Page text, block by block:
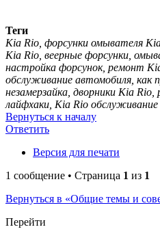
Теги
Kia Rio, форсунки омывателя
Kia Rio, веерные форсунки,
настройка форсунок, ремонт
обслуживание автомобиля, как
незамерзайка, дворники Kia
лайфхаки, Kia Rio обслуживание
Вернуться к началу
Ответить
Версия для печати
1 сообщение • Страница 1 из 1
Вернуться в «Общие темы и
Перейти